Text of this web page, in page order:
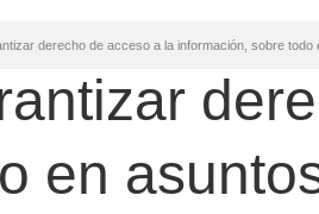
derecho de acceso a la información, sobre
en